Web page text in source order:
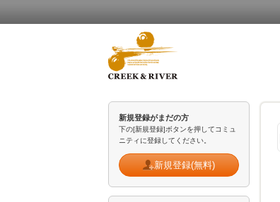
新規登録がまだの方
下の[新規登録]ボタンを押してコミュ
ニティに登録してください。
新規登録(無料)